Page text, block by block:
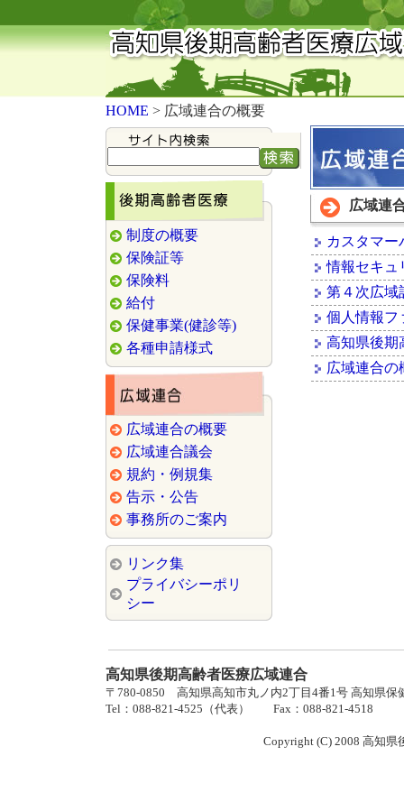
HOME > 広域連合の概要
制度の概要
保険証等
保険料
給付
保健事業(健診等)
各種申請様式
広域連合の概要
広域連合議会
規約・例規集
告示・公告
事務所のご案内
リンク集
プライバシーポリ
シー
広域連
カスタマー
情報セキュ
第４次広域
個人情報フ
高知県後期
広域連合の
高知県後期高齢者医療広域連合
〒780-0850 高知県高知市丸ノ内2丁目4番1号 高知県保
Tel：088-821-4525（代表） Fax：088-821-4518
Copyright (C) 2008 高知県